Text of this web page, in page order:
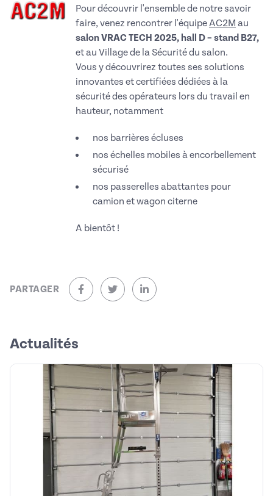
Pour découvrir l'ensemble de notre savoir
faire, venez rencontrer l'équipeAC2M au
salon VRAC TECH 2025, hall D – stand B27,
et au Village de la Sécurité du salon.
Vous y découvrirez toutes ses solutions
innovantes et certifiées dédiées à la
sécurité des opérateurs lors du travail en
hauteur, notamment
nos barrières écluses
nos échelles mobiles à encorbellement
sécurisé
nos passerelles abattantes pour
camion et wagon citerne
A bientôt !
PARTAGER
sur Facebook (nouvelle fenêtre)
sur Twitter (nouvelle fenêtre)
sur Linkedin (nouvelle fenêtre)
Actualités